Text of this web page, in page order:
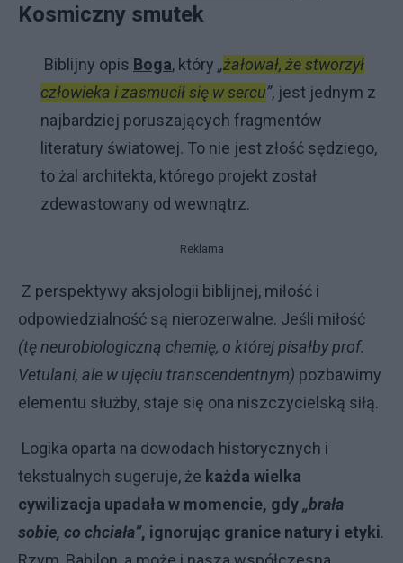
Kosmiczny smutek
Biblijny opis Boga, który „żałował, że stworzył
człowieka i zasmucił się w sercu”, jest jednym z
najbardziej poruszających fragmentów
literatury światowej. To nie jest złość sędziego,
to żal architekta, którego projekt został
zdewastowany od wewnątrz.
Reklama
Z perspektywy aksjologii biblijnej, miłość i
odpowiedzialność są nierozerwalne. Jeśli miłość
(tę neurobiologiczną chemię, o której pisałby prof.
Vetulani, ale w ujęciu transcendentnym) pozbawimy
elementu służby, staje się ona niszczycielską siłą.
Logika oparta na dowodach historycznych i
tekstualnych sugeruje, że każda wielka
cywilizacja upadała w momencie, gdy „brała
sobie, co chciała”, ignorując granice natury i etyki.